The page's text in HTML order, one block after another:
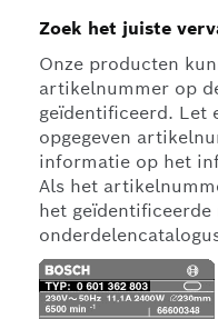
Zoek het juiste
Onze producten
artikelnummer op
geïdentificeerd. Let
opgegeven
informatie op het
Als het
het